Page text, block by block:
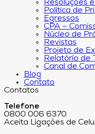
Resoluções
Política de
Egressos
CPA –
Núcleo de
Revistas
Projeto de
Relatório de
Canal de
Blog
Contato
Contatos
Telefone
0800 006 6370
Aceita Ligações de